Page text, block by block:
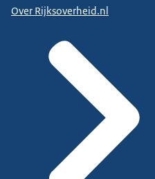
Over Rijksoverheid.nl